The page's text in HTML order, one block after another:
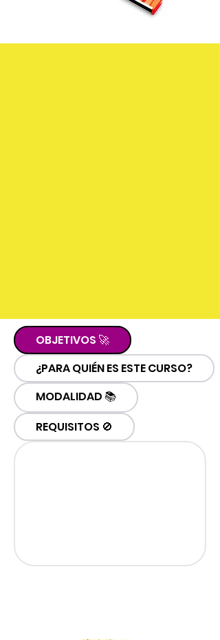
OBJETIVOS 🚀
¿PARA QUIÉN ES ESTE CURSO?
MODALIDAD 📚
REQUISITOS 🚫